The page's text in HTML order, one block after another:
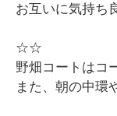
お互いに気持ち
☆☆
野畑コートはコ
また、朝の中環